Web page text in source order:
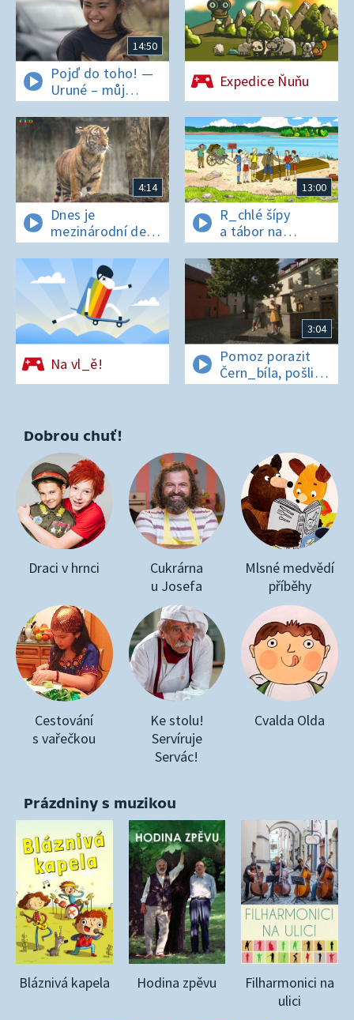
14:50
Pojď do toho! —
Uruné – můj
horský koník
Expedice Ňuňu
4:14
Dnes je
mezinárodní den
t_grů
13:00
R_chlé šípy
a tábor na
os_rově
Na vl_ě!
3:04
Pomoz porazit
Čern_bíla, pošli
pís_enko
Dobrou chuť!
Draci v hrnci
Cukrárna
u Josefa
Mlsné medvědí
příběhy
Cestování
s vařečkou
Ke stolu!
Servíruje
Servác!
Cvalda Olda
Prázdniny s muzikou
Bláznivá kapela Hodina zpěvu
Filharmonici na
ulici